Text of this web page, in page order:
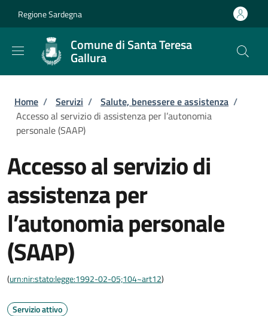
Regione Sardegna
Comune di Santa Teresa
Gallura
Briciole di pane
Home / Servizi / Salute, benessere e assistenza /
Accesso al servizio di assistenza per l’autonomia
personale (SAAP)
Accesso al servizio di
assistenza per
l’autonomia personale
(SAAP)
(urn:nir:stato:legge:1992-02-05;104~art12)
Servizio attivo